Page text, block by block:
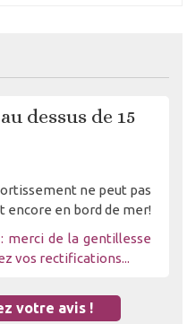
dessus de 15
ne peut pas
encore en bord de mer!
merci de la gentillesse
vos rectifications...
votre avis !